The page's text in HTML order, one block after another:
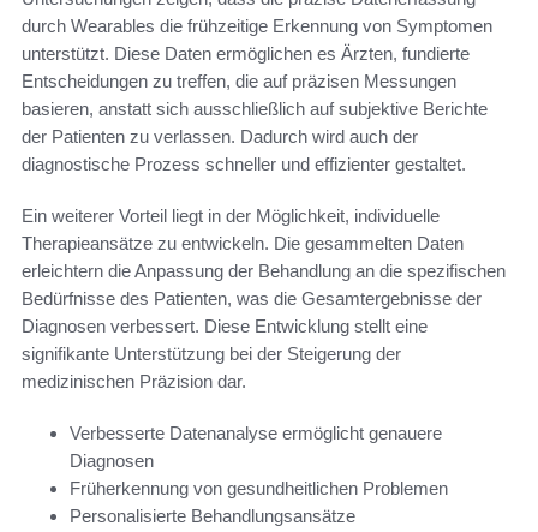
durch Wearables die frühzeitige Erkennung von Symptomen
unterstützt. Diese Daten ermöglichen es Ärzten, fundierte
Entscheidungen zu treffen, die auf präzisen Messungen
basieren, anstatt sich ausschließlich auf subjektive Berichte
der Patienten zu verlassen. Dadurch wird auch der
diagnostische Prozess schneller und effizienter gestaltet.
Ein weiterer Vorteil liegt in der Möglichkeit, individuelle
Therapieansätze zu entwickeln. Die gesammelten Daten
erleichtern die Anpassung der Behandlung an die spezifischen
Bedürfnisse des Patienten, was die Gesamtergebnisse der
Diagnosen verbessert. Diese Entwicklung stellt eine
signifikante Unterstützung bei der Steigerung der
medizinischen Präzision dar.
Verbesserte Datenanalyse ermöglicht genauere
Diagnosen
Früherkennung von gesundheitlichen Problemen
Personalisierte Behandlungsansätze